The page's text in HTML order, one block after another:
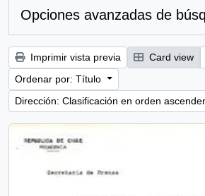
Opciones avanzadas de
Imprimir vista previa Card view
Ordenar por: Título
Dirección: Clasificación en orden